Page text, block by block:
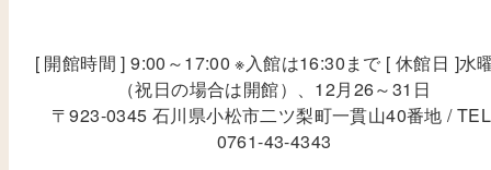
[ 開館時間 ] 9:00～17:00 ※入館は16:30まで [ 休館日 ]水
（祝日の場合は開館）、12月26～31日
〒923-0345 石川県小松市二ツ梨町一貫山40番地 /
0761-43-4343